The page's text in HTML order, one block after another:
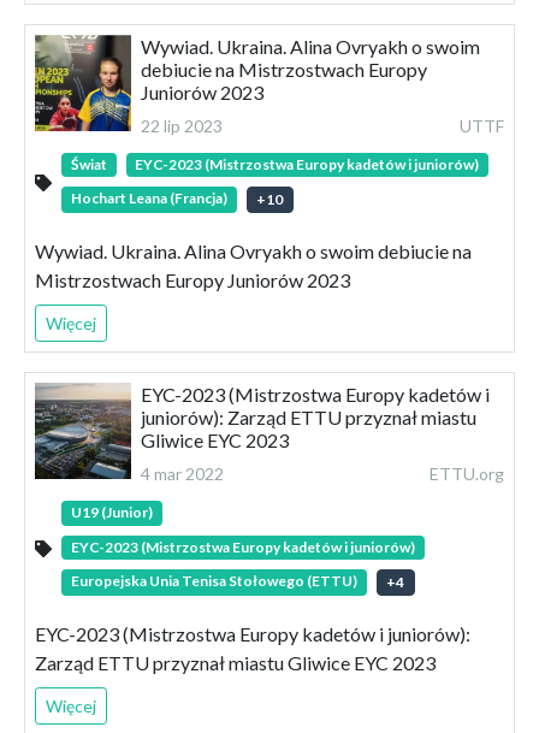
Wywiad. Ukraina. Alina Ovryakh o swoim
debiucie na Mistrzostwach Europy
Juniorów 2023
22 lip 2023 UTTF
Świat
EYC-2023 (Mistrzostwa Europy kadetów i juniorów)
Hochart Leana (Francja)
+10
Wywiad. Ukraina. Alina Ovryakh o swoim debiucie na
Mistrzostwach Europy Juniorów 2023
Więcej
EYC-2023 (Mistrzostwa Europy kadetów i
juniorów): Zarząd ETTU przyznał miastu
Gliwice EYC 2023
4 mar 2022 ETTU.org
U19 (Junior)
EYC-2023 (Mistrzostwa Europy kadetów i juniorów)
Europejska Unia Tenisa Stołowego (ETTU)
+4
EYC-2023 (Mistrzostwa Europy kadetów i juniorów):
Zarząd ETTU przyznał miastu Gliwice EYC 2023
Więcej